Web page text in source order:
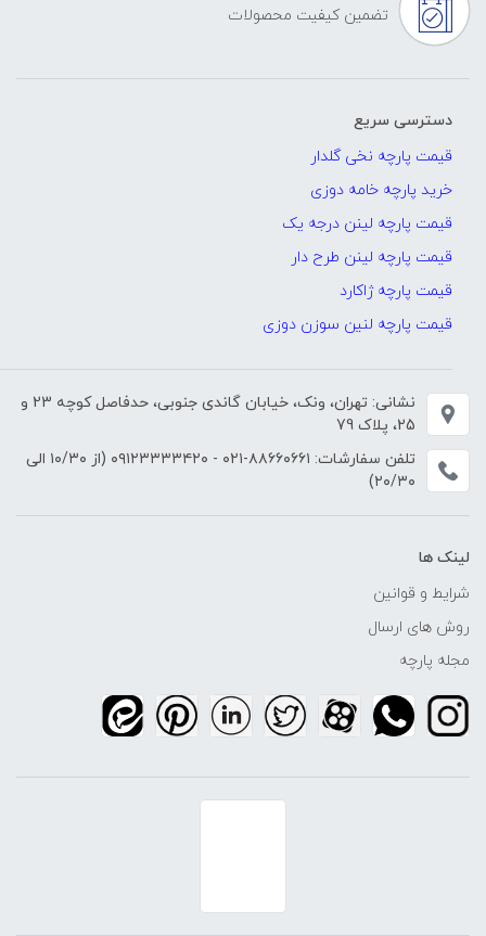
تضمین کیفیت محصولات
دسترسی سریع
قیمت پارچه نخی گلدار
خرید پارچه خامه دوزی
قیمت پارچه لینن درجه یک
قیمت پارچه لینن طرح دار
قیمت پارچه ژاکارد
قیمت پارچه لنین سوزن دوزی
نشانی: تهران، ونک، خیابان گاندی جنوبی، حدفاصل کوچه 23 و
25، پلاک 79
تلفن سفارشات: ۸۸۶۶۰۶۶۱-۰۲۱ - ۰۹۱۲۳۳۳۳۴۲۰
(از ۱۰/۳۰ الی
۲۰/۳۰)
لینک ها
شرایط و قوانین
روش های ارسال
مجله پارچه